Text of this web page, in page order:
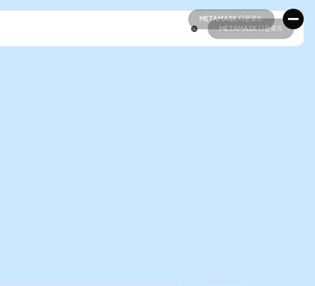
METAMASK 다운로드
METAMASK 다운로드
METAMASK 다운로드